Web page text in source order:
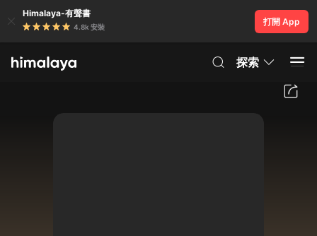
Himalaya-有聲書
4.8k 安裝
打開 App
探索